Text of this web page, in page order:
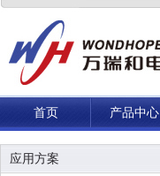
首页 产品中心
应用方案